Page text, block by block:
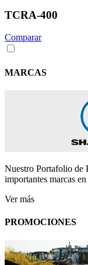
TCRA-400
Comparar
MARCAS
Nuestro Portafolio de
importantes marcas
Ver más
PROMOCIONES